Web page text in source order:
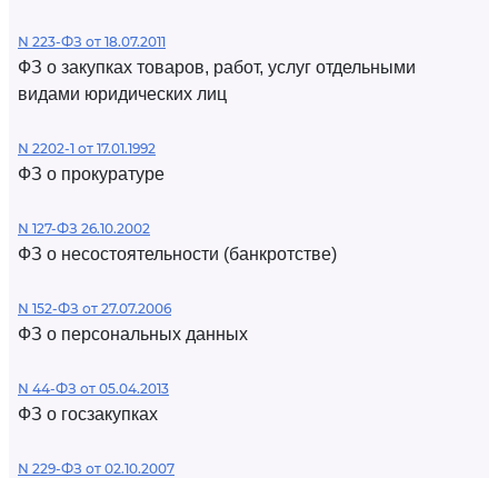
N 223-ФЗ от 18.07.2011
ФЗ о закупках товаров, работ, услуг отдельными
видами юридических лиц
N 2202-1 от 17.01.1992
ФЗ о прокуратуре
N 127-ФЗ 26.10.2002
ФЗ о несостоятельности (банкротстве)
N 152-ФЗ от 27.07.2006
ФЗ о персональных данных
N 44-ФЗ от 05.04.2013
ФЗ о госзакупках
N 229-ФЗ от 02.10.2007